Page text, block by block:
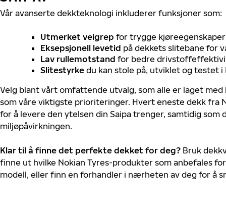
Vår avanserte dekkteknologi inkluderer funksjoner som:
Utmerket veigrep for trygge
Eksepsjonell levetid på dekkets slitebane for
Lav rullemotstand for bedre
Slitestyrke du kan stole på, utviklet og testet i
Velg blant vårt omfattende utvalg, som alle er laget
som våre viktigste prioriteringer. Hvert eneste dekk fra
for å levere den ytelsen din Saipa trenger, samtidig som
miljøpåvirkningen.
Klar til å finne det perfekte dekket for deg? Bruk
finne ut hvilke Nokian Tyres-produkter som anbefales
modell, eller finn en forhandler i nærheten av deg for å